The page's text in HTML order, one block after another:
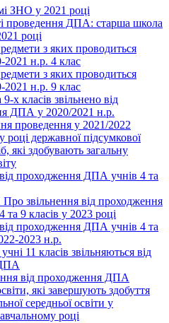
ЗНО у 2021 році
проведення ДПА: старша школа
році
з яких проводиться
н.р. 4 клас
з яких проводиться
н.р. 9 клас
х класів звільнено від
ДПА у 2020/2021 н.р.
проведення у 2021/2022
році державної підсумкової
які здобувають загальну
проходження ДПА учнів 4 та
звільнення від проходження
9 класів у 2023 році
проходження ДПА учнів 4 та
2023 н.р.
11 класів звільняються від
від проходження ДПА
які завершують здобуття
середньої освіти у
році